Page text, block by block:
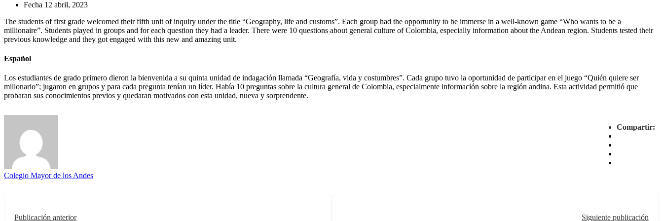
Fecha 12 abril, 2023
The students of first grade welcomed their fifth unit of inquiry under the title “Geography, life and customs”. Each group had the opportunity to be immerse in a well-known game “Who wants to be a
millionaire”. Students played in groups and for each question they had a leader. There were 10 questions about general culture of Colombia, especially information about the Andean region. Students tested their
previous knowledge and they got engaged with this new and amazing unit.
Español
Los estudiantes de grado primero dieron la bienvenida a su quinta unidad de indagación llamada “Geografía, vida y costumbres”. Cada grupo tuvo la oportunidad de participar en el juego “Quién quiere ser
millonario”; jugaron en grupos y para cada pregunta tenían un líder. Había 10 preguntas sobre la cultura general de Colombia, especialmente información sobre la región andina. Esta actividad permitió que
probaran sus conocimientos previos y quedaran motivados con esta unidad, nueva y sorprendente.
Compartir:
Colegio Mayor de los Andes
Publicación anterior Siguiente publicación